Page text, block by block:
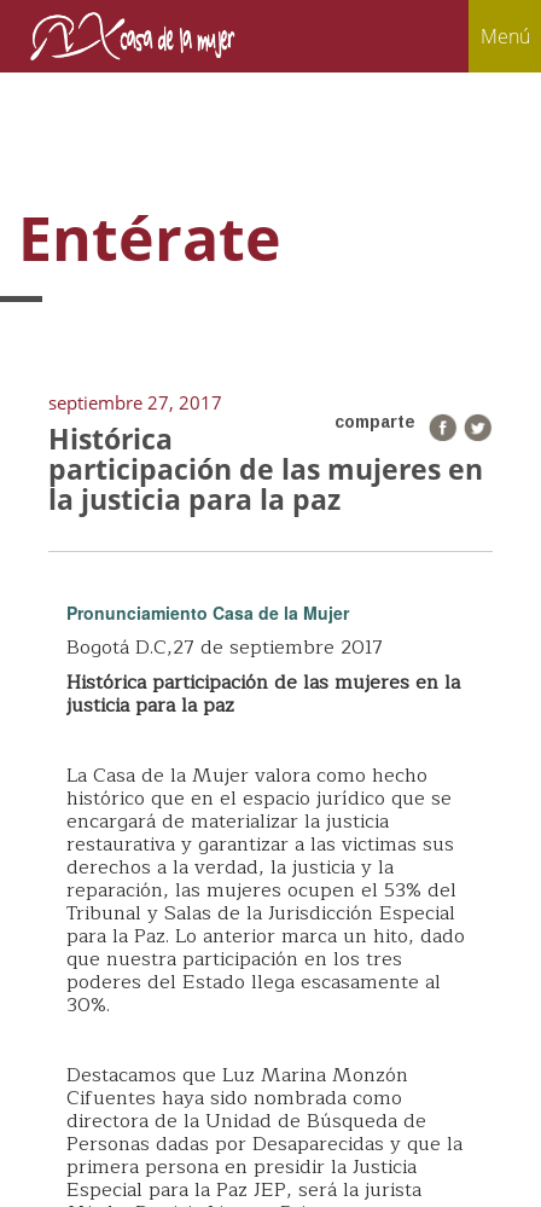
Menú
Entérate
septiembre 27, 2017
comparte
Histórica
participación de las mujeres en
la justicia para la paz
Pronunciamiento Casa de la Mujer
Bogotá D.C,27 de septiembre 2017
Histórica participación de las mujeres en la
justicia para la paz
La Casa de la Mujer valora como hecho
histórico que en el espacio jurídico que se
encargará de materializar la justicia
restaurativa y garantizar a las victimas sus
derechos a la verdad, la justicia y la
reparación, las mujeres ocupen el 53% del
Tribunal y Salas de la Jurisdicción Especial
para la Paz. Lo anterior marca un hito, dado
que nuestra participación en los tres
poderes del Estado llega escasamente al
30%.
Destacamos que Luz Marina Monzón
Cifuentes haya sido nombrada como
directora de la Unidad de Búsqueda de
Personas dadas por Desaparecidas y que la
primera persona en presidir la Justicia
Especial para la Paz JEP, será la jurista